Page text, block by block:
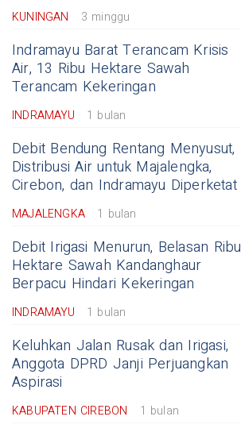
KUNINGAN 3 minggu
Indramayu Barat Terancam Krisis
Air, 13 Ribu Hektare Sawah
Terancam Kekeringan
INDRAMAYU 1 bulan
Debit Bendung Rentang Menyusut,
Distribusi Air untuk Majalengka,
Cirebon, dan Indramayu Diperketat
MAJALENGKA 1 bulan
Debit Irigasi Menurun, Belasan Ribu
Hektare Sawah Kandanghaur
Berpacu Hindari Kekeringan
INDRAMAYU 1 bulan
Keluhkan Jalan Rusak dan Irigasi,
Anggota DPRD Janji Perjuangkan
Aspirasi
KABUPATEN CIREBON 1 bulan